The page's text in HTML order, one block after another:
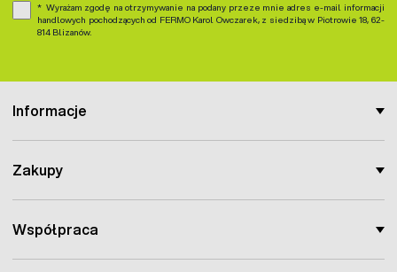
Informacje
Zakupy
Współpraca
Wyrażam zgodę na otrzymywanie na podany przeze mnie adres e-mail informacji
handlowych pochodzących od FERMO Karol Owczarek, z siedzibą w Piotrowie 18, 62-
814 Blizanów.